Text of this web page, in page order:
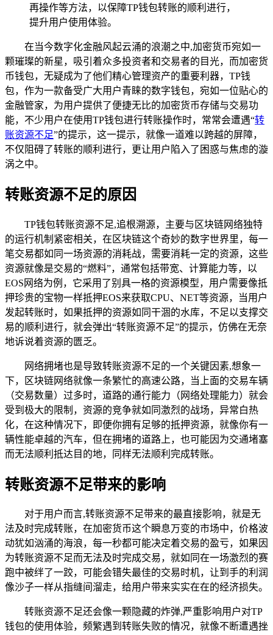
再操作等方法，以保障TP钱包转账的顺利进行，
提升用户使用体验。
在当今数字化金融风起云涌的浪潮之中,加密货币宛如一
颗璀璨的新星，吸引着众多投资者和交易者的目光，而加密货
币钱包，无疑成为了他们精心管理资产的重要利器，TP钱
包，作为一款备受广大用户青睐的数字钱包，宛如一位贴心的
金融管家，为用户提供了便捷无比的加密货币存储与交易功
能，不少用户在使用TP钱包进行转账操作时，常常会遭遇“转
账资源不足”的提示，这一提示，就像一道难以跨越的屏障，
不仅阻碍了转账的顺利进行，更让用户陷入了困惑与焦虑的漩
涡之中。
转账资源不足的原因
TP钱包转账资源不足,追根溯源，主要与区块链网络独特
的运行机制紧密相关，在区块链这个奇妙的数字世界里，每一
笔交易都如同一场资源的消耗战，需要消耗一定的资源，这些
资源就像是交易的“燃料”，通常包括带宽、计算能力等，以
EOS网络为例，它采用了别具一格的资源模型，用户需要像抵
押珍贵的宝物一样抵押EOS来获取CPU、NET等资源，当用户
发起转账时，如果抵押的资源如同干涸的水库，不足以支撑交
易的顺利进行，就会弹出“转账资源不足”的提示，仿佛在无奈
地诉说着资源的匮乏。
网络拥堵也是导致转账资源不足的一个关键因素,想象一
下，区块链网络就像一条繁忙的高速公路，当上面的交易车辆
（交易数量）过多时，道路的通行能力（网络处理能力）就会
受到极大的限制，资源的竞争就如同激烈的战场，异常白热
化，在这种情况下，即便你拥有足够的抵押资源，就像你有一
辆性能卓越的汽车，但在拥堵的道路上，也可能因为交通堵塞
而无法顺利抵达目的地，同样无法顺利完成转账。
转账资源不足带来的影响
对于用户而言,转账资源不足带来的最直接影响，就是无
法及时完成转账，在加密货币这个瞬息万变的市场中，价格波
动犹如汹涌的海浪，每一秒都可能决定着交易的盈亏，如果因
为转账资源不足而无法及时完成交易，就如同在一场激烈的赛
跑中被绊了一跤，可能会错失最佳的交易时机，让到手的利润
像沙子一样从指缝间溜走，给用户带来实实在在的经济损失。
转账资源不足还会像一颗隐藏的炸弹,严重影响用户对TP
钱包的使用体验，频繁遇到转账失败的情况，就像不断遭遇挫